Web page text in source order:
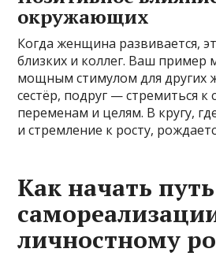
окружающих
Когда женщина развивается,
близких и коллег. Ваш пример
мощным стимулом для
сестёр, подруг — стремиться к
переменам и целям. В кругу,
и стремление к росту,
Как начать
личностному